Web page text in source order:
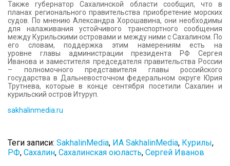
Также губернатор Сахалинской области сообщил, что в
планах регионального правительства приобретение морских
судов. По мнению Александра Хорошавина, они необходимы
для налаживания устойчивого транспортного сообщения
между Курильскими островами и между ними с Сахалином. По
его словам, поддержка этим намерениям есть на
уровне главы администрации президента РФ Сергея
Иванова и заместителя председателя правительства России
– полномочного представителя главы российского
государства в Дальневосточном федеральном округе Юрия
Трутнева, которые в конце сентября посетили Сахалин и
курильский остров Итуруп.
sakhalinmedia.ru
Теги записи: SakhalinMedia, ИА SakhalinMedia, Курилы,
РФ, Сахалин, Сахалинская оюласть, Сергей Иванов